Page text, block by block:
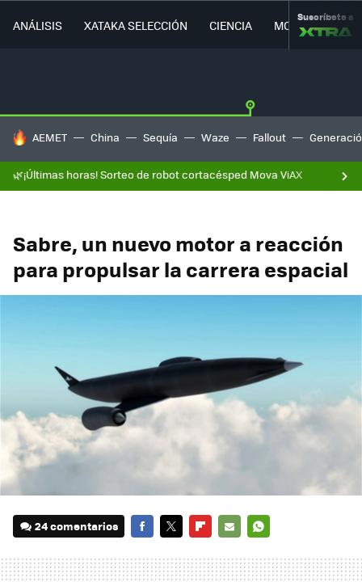
ANÁLISIS XATAKA SELECCIÓN CIENCIA MOVILIDAD
Suscríbete a
HOY SE HABLA DE
AEMET China Sequía Waze Fallout
🌿¡Últimas horas! Sorteo de robot cortacésped Mova ViAX
Sabre, un nuevo motor a reacción
para propulsar la carrera espacial
24 comentarios
MAIL